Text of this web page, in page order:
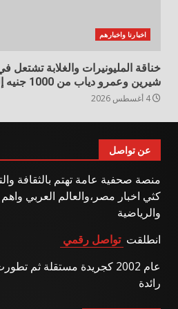
اخبارنا واخبارهم
خناقة المليونيرات والغلابة
شيرين وعمرو دياب من 1000 جنيه إلى نصف مليون
عن تواصل
منصة صحفية عامة تهتم بالثقافة
كثي اخبار مصر،والعالم العربي واهم
والرياضية
انطلقت تواصل رقمي
عام 2002 كجريدة مستقلة ثم
رائدة